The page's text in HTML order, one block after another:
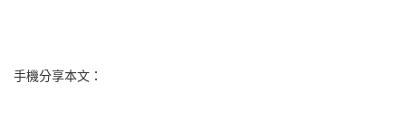
手機分享本文：